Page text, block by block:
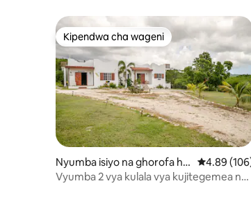
Kipendwa cha wageni
Kipendwa cha wageni
Nyumba isiyo na ghorofa hu
ko Treasure Beach
Ukadiriaji
4.89
Vyumba 2 vya kulala vya kujitegemea na